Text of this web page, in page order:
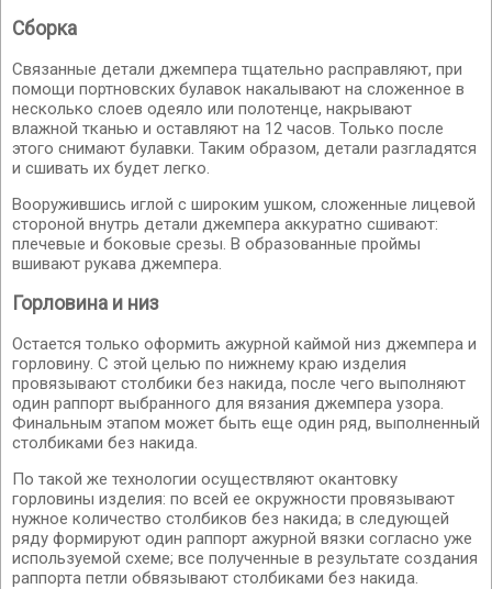
Сборка
Связанные детали джемпера тщательно расправляют, при
помощи портновских булавок накалывают на сложенное в
несколько слоев одеяло или полотенце, накрывают
влажной тканью и оставляют на 12 часов. Только после
этого снимают булавки. Таким образом, детали разгладятся
и сшивать их будет легко.
Вооружившись иглой с широким ушком, сложенные лицевой
стороной внутрь детали джемпера аккуратно сшивают:
плечевые и боковые срезы. В образованные проймы
вшивают рукава джемпера.
Горловина и низ
Остается только оформить ажурной каймой низ джемпера и
горловину. С этой целью по нижнему краю изделия
провязывают столбики без накида, после чего выполняют
один раппорт выбранного для вязания джемпера узора.
Финальным этапом может быть еще один ряд, выполненный
столбиками без накида.
По такой же технологии осуществляют окантовку
горловины изделия: по всей ее окружности провязывают
нужное количество столбиков без накида; в следующей
ряду формируют один раппорт ажурной вязки согласно уже
используемой схеме; все полученные в результате создания
раппорта петли обвязывают столбиками без накида.